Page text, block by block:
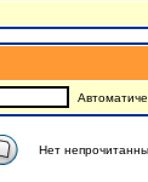
Нет